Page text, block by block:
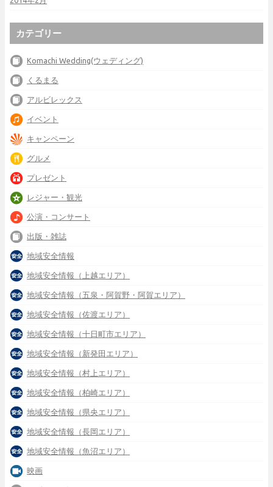
カテゴリー
Komachi Wedding(ウェディング)
くるまる
アルビレックス
イベント
キャンペーン
グルメ
プレゼント
レジャー・観光
公演・コンサート
出版・雑誌
地域安全情報
地域安全情報（上越エリア）
地域安全情報（五泉・阿賀野・阿賀エリア）
地域安全情報（佐渡エリア）
地域安全情報（十日町市エリア）
地域安全情報（新発田エリア）
地域安全情報（村上エリア）
地域安全情報（柏崎エリア）
地域安全情報（県央エリア）
地域安全情報（長岡エリア）
地域安全情報（魚沼エリア）
映画